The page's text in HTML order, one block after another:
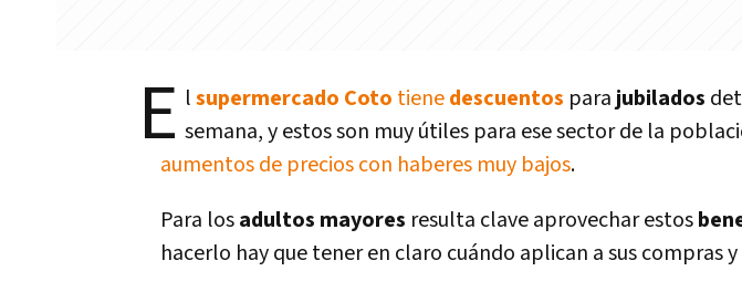
E lsupermercado Coto tienedescuentos para jubilados
semana, y estos son muy útiles para ese sector de la
aumentos de precios con haberes muy bajos.
Para losadultos mayores resulta clave aprovechar estos
hacerlo hay que tener en claro cuándo aplican a sus compras